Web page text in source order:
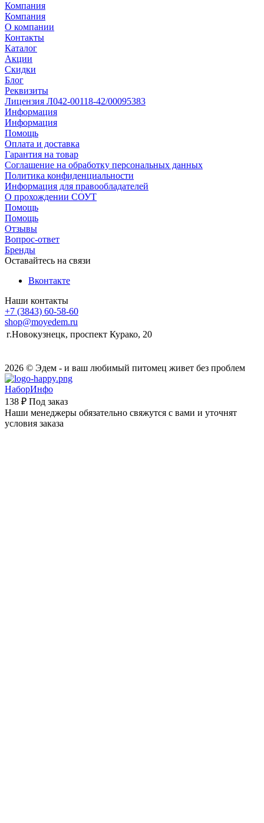
Компания
Компания
О компании
Контакты
Каталог
Акции
Скидки
Блог
Реквизиты
Лицензия Л042-00118-42/00095383
Информация
Информация
Помощь
Оплата и доставка
Гарантия на товар
Соглашение на обработку персональных данных
Политика конфиденциальности
Информация для правообладателей
О прохождении СОУТ
Помощь
Помощь
Отзывы
Вопрос-ответ
Бренды
Оставайтесь на связи
Вконтакте
Наши контакты
+7 (3843) 60-58-60
shop@moyedem.ru
г.Новокузнецк, проспект Курако, 20
2026 © Эдем - и ваш любимый питомец живет без проблем
НаборИнфо
138 ₽ Под заказ
Наши менеджеры обязательно свяжутся с вами и уточнят
условия заказа